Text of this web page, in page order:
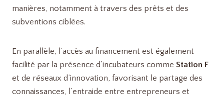
manières, notamment à travers des prêts et des
subventions ciblées.
En parallèle, l’accès au financement est également
facilité par la présence d’incubateurs comme Station F
et de réseaux d’innovation, favorisant le partage des
connaissances, l’entraide entre entrepreneurs et